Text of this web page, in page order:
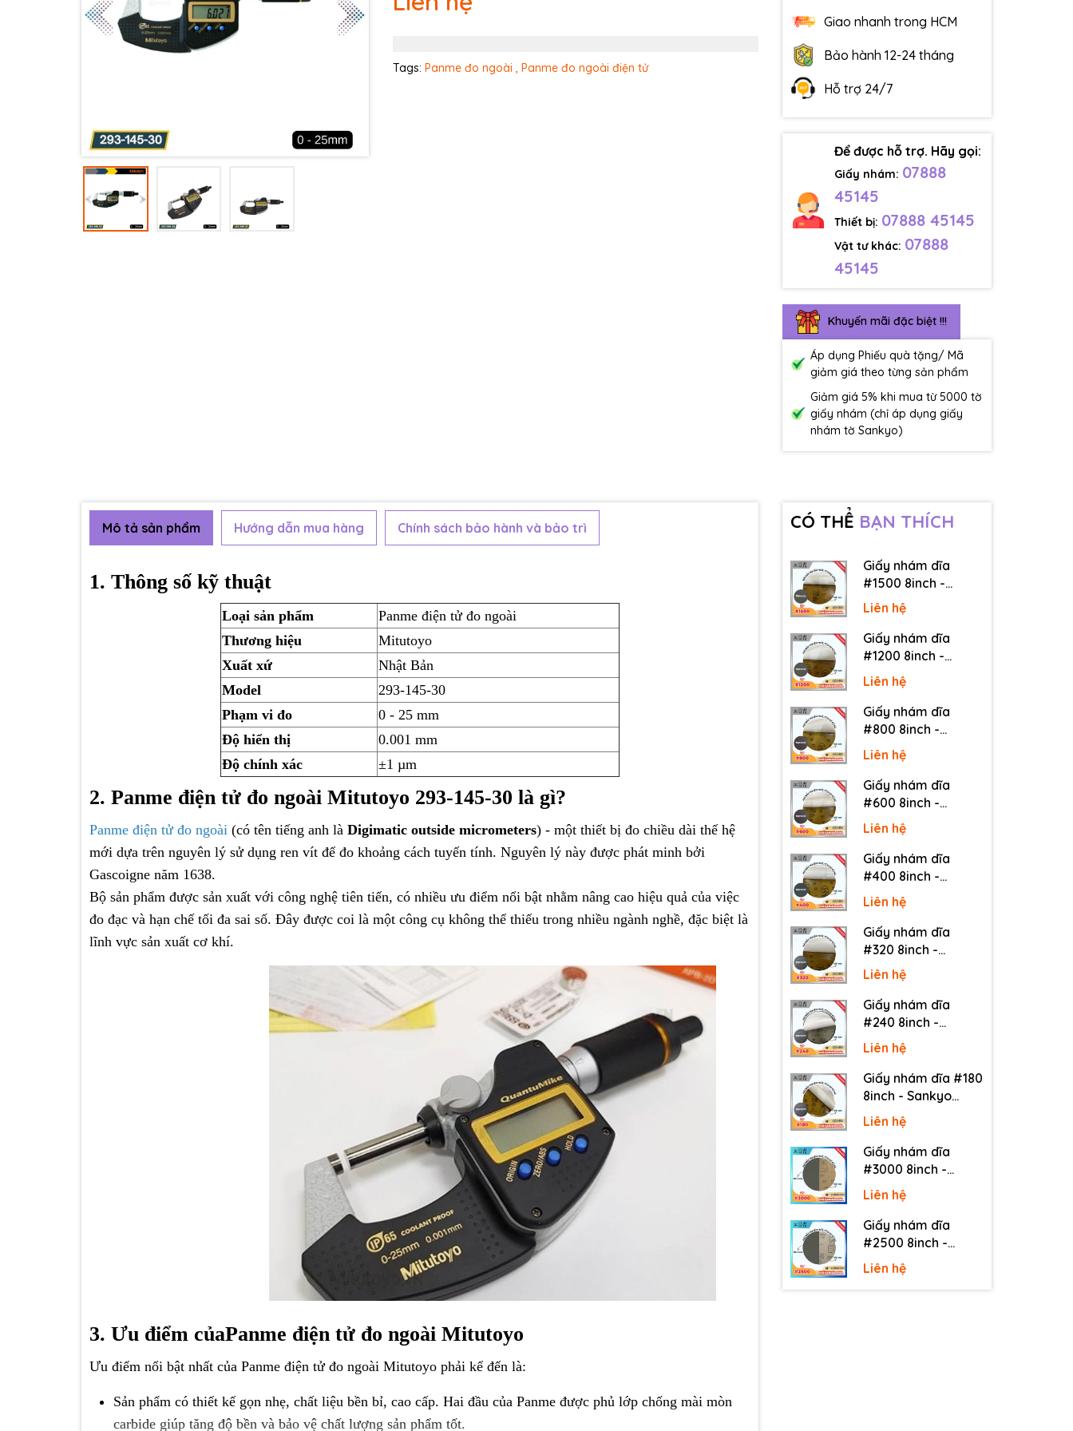
Tags: Panme đo ngoài , Panme đo ngoài điện tử
Giao nhanh trong HCM
Bảo hành 12-24 tháng
Hỗ trợ 24/7
Để được hỗ trợ. Hãy gọi:
Giấy nhám: 07888
45145
Thiết bị: 07888 45145
Vật tư khác: 07888
45145
Khuyến mãi đặc biệt !!!
Áp dụng Phiếu quà tặng/ Mã
giảm giá theo từng sản phẩm
Giảm giá 5% khi mua từ 5000 tờ
giấy nhám (chỉ áp dụng giấy
nhám tờ Sankyo)
Mô tả sản phẩm Hướng dẫn mua hàng Chính sách bảo hành và bảo trì
1. Thông số kỹ thuật
Loại sản phẩm
Panme điện tử đo ngoài
Thương hiệu
Mitutoyo
Xuất xứ
Nhật Bản
Model
293-145-30
Phạm vi đo
0 - 25 mm
Độ hiển thị
0.001 mm
Độ chính xác
±1 µm
2. Panme điện tử đo ngoài Mitutoyo 293-145-30 là gì?
Panme điện tử đo ngoài (có tên tiếng anh là Digimatic outside micrometers) - một thiết bị đo chiều dài thế hệ
mới dựa trên nguyên lý sử dụng ren vít để đo khoảng cách tuyến tính. Nguyên lý này được phát minh bởi
Gascoigne năm 1638.
Bộ sản phẩm được sản xuất với công nghệ tiên tiến, có nhiều ưu điểm nổi bật nhằm nâng cao hiệu quả của việc
đo đạc và hạn chế tối đa sai số. Đây được coi là một công cụ không thể thiếu trong nhiều ngành nghề, đặc biệt là
lĩnh vực sản xuất cơ khí.
3. Ưu điểm củaPanme điện tử đo ngoài Mitutoyo
Ưu điểm nổi bật nhất của Panme điện tử đo ngoài Mitutoyo phải kể đến là:
Sản phẩm có thiết kế gọn nhẹ, chất liệu bền bỉ, cao cấp. Hai đầu của Panme được phủ lớp chống mài mòn
carbide giúp tăng độ bền và bảo vệ chất lượng sản phẩm tốt.
CÓ THỂ BẠN THÍCH
Giấy nhám dĩa
#1500 8inch -
Sankyo (Nhật) - Có
keo (PSA)
Liên hệ
Giấy nhám dĩa
#1200 8inch -
Sankyo (Nhật) - Có
keo (PSA)
Liên hệ
Giấy nhám dĩa
#800 8inch -
Sankyo (Nhật) - Có
keo (PSA)
Liên hệ
Giấy nhám dĩa
#600 8inch -
Sankyo (Nhật) - Có
keo (PSA)
Liên hệ
Giấy nhám dĩa
#400 8inch -
Sankyo (Nhật) - Có
keo (PSA)
Liên hệ
Giấy nhám dĩa
#320 8inch -
Sankyo (Nhật) - Có
keo (PSA)
Liên hệ
Giấy nhám dĩa
#240 8inch -
Sankyo (Nhật) - Có
keo (PSA)
Liên hệ
Giấy nhám dĩa #180
8inch - Sankyo
(Nhật) - Có keo
(PSA)
Liên hệ
Giấy nhám dĩa
#3000 8inch -
Sankyo (Nhật) -
Không keo
Liên hệ
Giấy nhám dĩa
#2500 8inch -
Sankyo (Nhật) -
Không keo
Liên hệ